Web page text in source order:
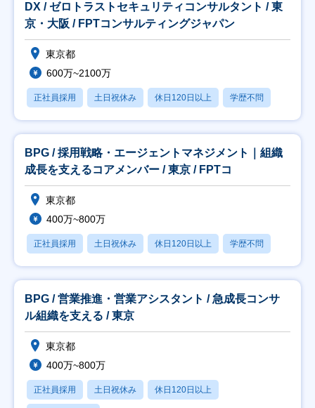
DX / ゼロトラストセキュリティコンサルタント / 東
京・大阪 / FPTコンサルティングジャパン
東京都
600万~2100万
正社員採用 土日祝休み 休日120日以上 学歴不問
BPG / 採用戦略・エージェントマネジメント｜組織
成長を支えるコアメンバー / 東京 / FPTコ
東京都
400万~800万
正社員採用 土日祝休み 休日120日以上 学歴不問
BPG / 営業推進・営業アシスタント / 急成長コンサ
ル組織を支える / 東京
東京都
400万~800万
正社員採用 土日祝休み 休日120日以上